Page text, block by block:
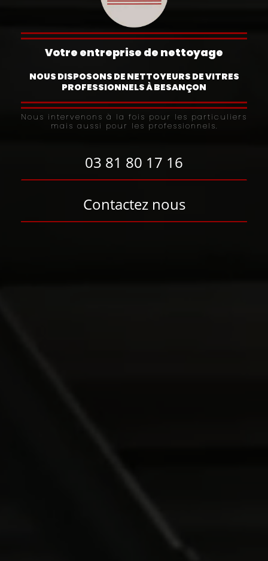
Votre entreprise de nettoyage
NOUS DISPOSONS DE NETTOYEURS DE VITRES
PROFESSIONNELS À BESANÇON
Nous intervenons à la fois pour les particuliers
mais aussi pour les professionnels.
03 81 80 17 16
Contactez nous